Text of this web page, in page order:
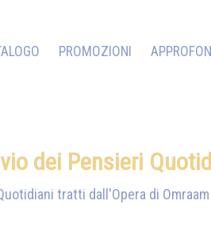
PROMOZIONI
dei Pensieri
tratti dall'Opera di